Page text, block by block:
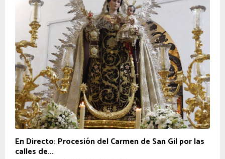
En Directo: Procesión del Carmen de San Gil por las
calles de...